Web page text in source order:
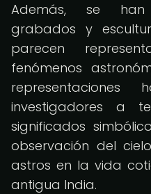
Además, se han
grabados y
parecen
fenómenos
investigadores a
significados
observación del
astros en la vida
antigua India.